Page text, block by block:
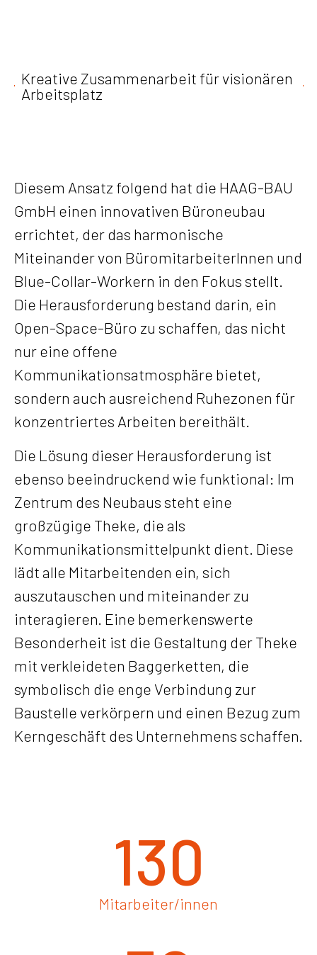
Kreative Zusammenarbeit für visionären
Arbeitsplatz
Diesem Ansatz folgend hat die HAAG-BAU
GmbH einen innovativen Büroneubau
errichtet, der das harmonische
Miteinander von BüromitarbeiterInnen und
Blue-Collar-Workern in den Fokus stellt.
Die Herausforderung bestand darin, ein
Open-Space-Büro zu schaffen, das nicht
nur eine offene
Kommunikationsatmosphäre bietet,
sondern auch ausreichend Ruhezonen für
konzentriertes Arbeiten bereithält.
Die Lösung dieser Herausforderung ist
ebenso beeindruckend wie funktional: Im
Zentrum des Neubaus steht eine
großzügige Theke, die als
Kommunikationsmittelpunkt dient. Diese
lädt alle Mitarbeitenden ein, sich
auszutauschen und miteinander zu
interagieren. Eine bemerkenswerte
Besonderheit ist die Gestaltung der Theke
mit verkleideten Baggerketten, die
symbolisch die enge Verbindung zur
Baustelle verkörpern und einen Bezug zum
Kerngeschäft des Unternehmens schaffen.
130
Mitarbeiter/innen